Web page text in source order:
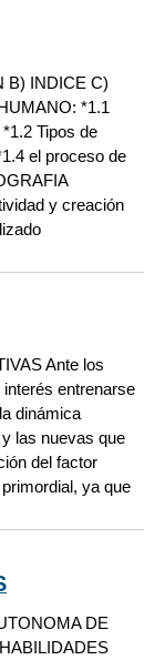
B) INDICE C)
*1.1
Tipos de
el proceso de
y creación
Ante los
entrenarse
dinámica
las nuevas que
del factor
ya que
DE